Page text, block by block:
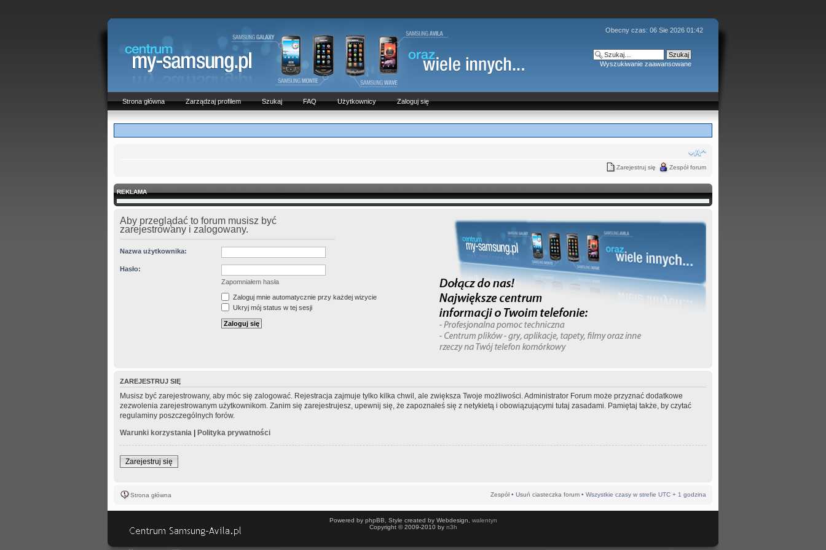
Obecny czas: 06 Sie 2026 01:42
Wyszukiwanie zaawansowane
Strona główna Zarządzaj profilem Szukaj FAQ Użytkownicy Zaloguj się
Zarejestruj się Zespół forum
REKLAMA
Aby przeglądać to forum musisz być
zarejestrowany i zalogowany.
Nazwa użytkownika:
Hasło:
Zapomniałem hasła
Zaloguj mnie automatycznie przy każdej wizycie
Ukryj mój status w tej sesji
ZAREJESTRUJ SIĘ
Musisz być zarejestrowany, aby móc się zalogować. Rejestracja zajmuje tylko kilka chwil, ale zwiększa Twoje możliwości. Administrator Forum może przyznać dodatkowe
zezwolenia zarejestrowanym użytkownikom. Zanim się zarejestrujesz, upewnij się, że zapoznałeś się z netykietą i obowiązującymi tutaj zasadami. Pamiętaj także, by czytać
regulaminy poszczególnych forów.
Warunki korzystania | Polityka prywatności
Zarejestruj się
Strona główna Zespół • Usuń ciasteczka forum • Wszystkie czasy w strefie UTC + 1 godzina
Powered by phpBB, Style created by Webdesign, walentyn
Copyright © 2009-2010 by n3h